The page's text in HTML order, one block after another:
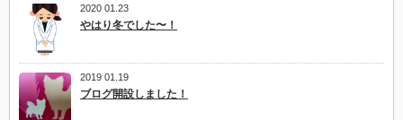
2020 01.23
やはり冬でした〜！
2019 01.19
ブログ開設しました！